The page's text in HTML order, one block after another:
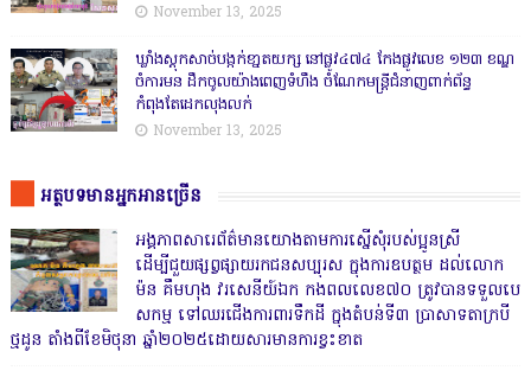
November 13, 2025
ឃ្លាំងស្តុកសាច់បង្កក់ខា្នតយក្ស នៅផ្លូវ៤៧៤ កែងផ្លូវលេខ ១២៣ ខណ្ឌ
ចំការមន ដឹកចូលយ៉ាងពេញទំហឹង ចំណែកមន្ត្រីជំនាញពាក់ព័ន្ធ
កំពុងតែដេកលុងលក់
November 13, 2025
អត្ថបទមានអ្នកអានច្រើន
អង្គភាពសារេព័ត៌មានយោងតាមការស្នើសុំរបស់ប្អូនស្រី
ដើម្បីជួយផ្សព្វផ្សាយរកជនសប្បុរស ក្នុងការឧបត្ថម ដល់លោក
ម៉ន គឹមហុង វរសេនីយ៍ឯក កងពលលេខ៧០ ត្រូវបានទទួលបេ
សកម្ម ទៅឈរជើងការពារទឹកដី ក្នុងតំបន់ទី៣ ប្រាសាទតាក្របី
ថ្មដូន តាំងពីខែមិថុនា ឆ្នាំ២០២៥ដោយសារមានការខ្វះខាត